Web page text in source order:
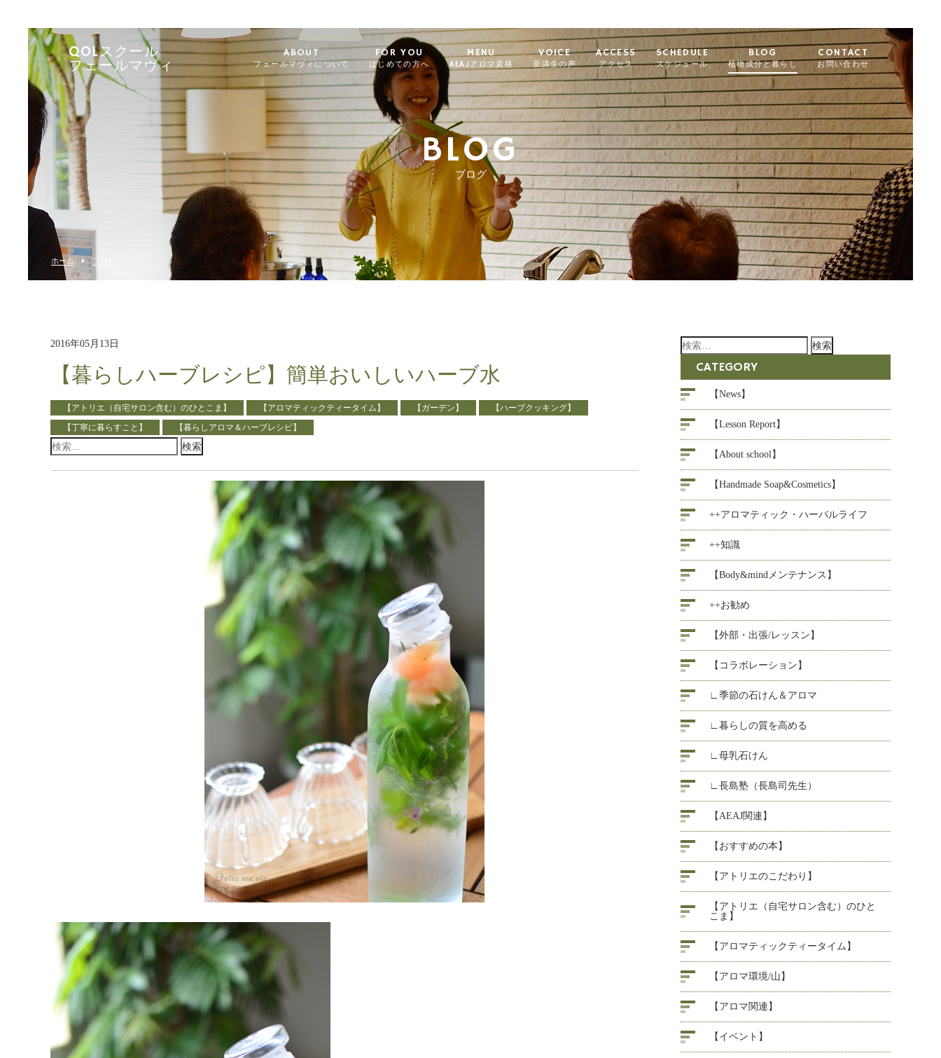
QOLスクール
フェールマヴィ
ABOUT
フェールマヴィについて
FOR YOU
はじめての方へ
MENU
AEAJアロマ資格
VOICE
受講生の声
ACCESS
アクセス
SCHEDULE
スケジュール
BLOG
植物成分と暮らし
CONTACT
お問い合わせ
BLOG
ブログ
ホーム ブログ
2016年05月13日
【暮らしハーブレシピ】簡単おいしいハーブ水
【アトリエ（自宅サロン含む）のひとこま】 【アロマティックティータイム】 【ガーデン】
【ハーブクッキング】
【丁寧に暮らすこと】
【暮らしアロマ＆ハーブレシピ】
検
検
CATEGORY
【News】
【Lesson Report】
【About school】
【Handmade Soap&Cosmetics】
++アロマティック・ハーバルライフ
++知識
【Body&mindメンテナンス】
++お勧め
【外部・出張/レッスン】
【コラボレーション】
∟季節の石けん＆アロマ
∟暮らしの質を高める
∟母乳石けん
∟長島塾（長島司先生）
【AEAJ関連】
【おすすめの本】
【アトリエのこだわり】
【アトリエ（自宅サロン含む）のひと
こま】
【アロマティックティータイム】
【アロマ環境/山】
【アロマ関連】
【イベント】